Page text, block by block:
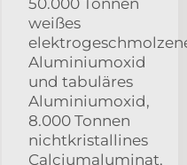
weißes
Aluminiumoxid
und tabuläres
Aluminiumoxid,
8.000 Tonnen
nichtkristallines
Calciumaluminat,